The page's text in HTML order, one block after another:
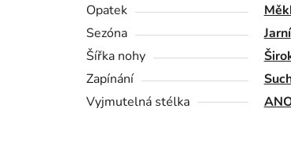
Opatek
Sezóna
Jarní
Šířka nohy
Zapínání
Vyjmutelná stélka